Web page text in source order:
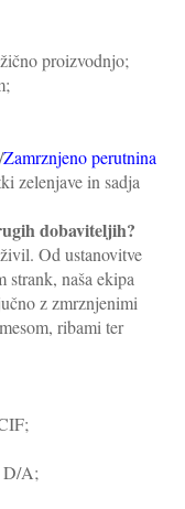
proizvodnjo;
/
zelenjave in sadja
dobaviteljih?
Od ustanovitve
strank, naša ekipa
z zmrznjenimi
ribami ter
D/A;